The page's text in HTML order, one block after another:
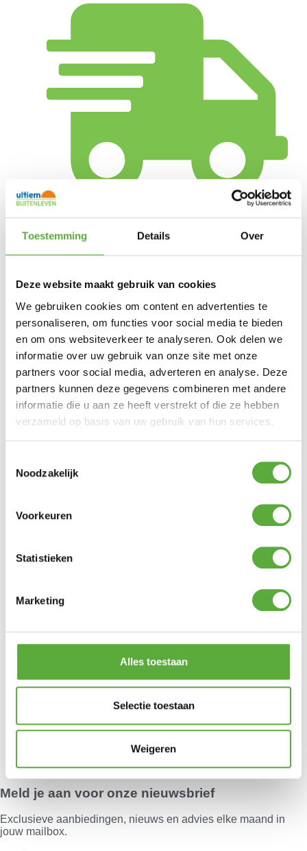
Toestemming Details Over
Deze website maakt gebruik van cookies
We gebruiken cookies om content en advertenties te
personaliseren, om functies voor social media te bieden
en om ons websiteverkeer te analyseren. Ook delen we
informatie over uw gebruik van onze site met onze
partners voor social media, adverteren en analyse. Deze
partners kunnen deze gegevens combineren met andere
informatie die u aan ze heeft verstrekt of die ze hebben
verzameld op basis van uw gebruik van hun services.
Noodzakelijk
Voorkeuren
Statistieken
Marketing
Alles toestaan
Selectie toestaan
Weigeren
Gratis verzending vanaf €250,-*
Je hebt nog geen product bekeken.
Meld je aan voor onze nieuwsbrief
Exclusieve aanbiedingen, nieuws en advies elke maand in
jouw mailbox.